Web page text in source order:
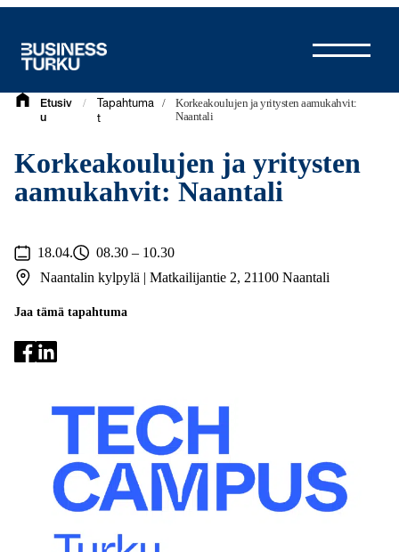
Etusiv
u
/
Tapahtuma
t
/
Korkeakoulujen ja yritysten aamukahvit:
Naantali
Korkeakoulujen ja yritysten
aamukahvit: Naantali
18.04.
08.30 – 10.30
Naantalin kylpylä | Matkailijantie 2, 21100 Naantali
Jaa tämä tapahtuma